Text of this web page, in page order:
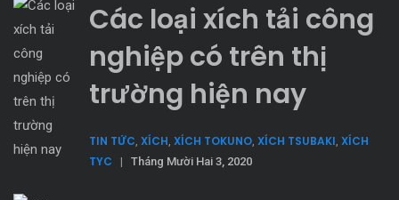
Các loại xích tải công
nghiệp có trên thị
trường hiện nay
TIN TỨC, XÍCH, XÍCH TOKUNO, XÍCH TSUBAKI, XÍCH
TYC
| Tháng Mười Hai 3, 2020